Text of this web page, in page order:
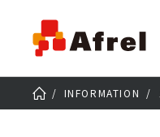
INFORMATION